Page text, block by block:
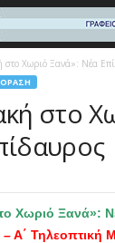
στο Χωριό Ξανά»: Νέα
στο
Χωριό Ξανά»:
– Α΄ Τηλεοπτική